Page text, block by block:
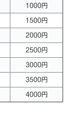
1000円
1500円
2000円
2500円
3000円
3500円
4000円